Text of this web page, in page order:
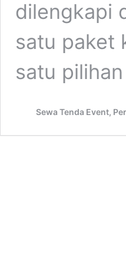
dilengkapi
satu paket
satu
Sewa Tenda Event,